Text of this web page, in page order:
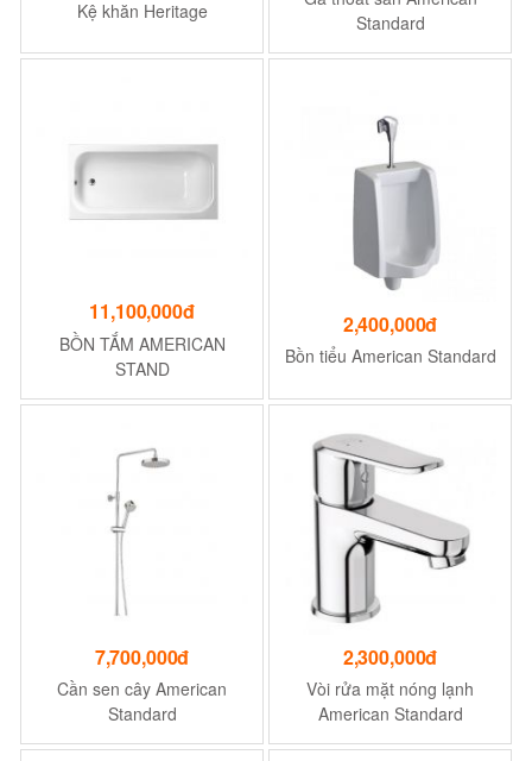
Kệ khăn Heritage
Standard
11,100,000đ
BỒN TẮM AMERICAN
STAND
2,400,000đ
Bồn tiểu American Standard
7,700,000đ
Cần sen cây American
Standard
2,300,000đ
Vòi rửa mặt nóng lạnh
American Standard